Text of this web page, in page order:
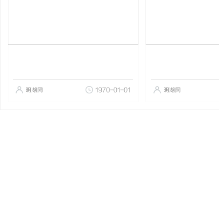
明湖网 1970-01-01 明湖网